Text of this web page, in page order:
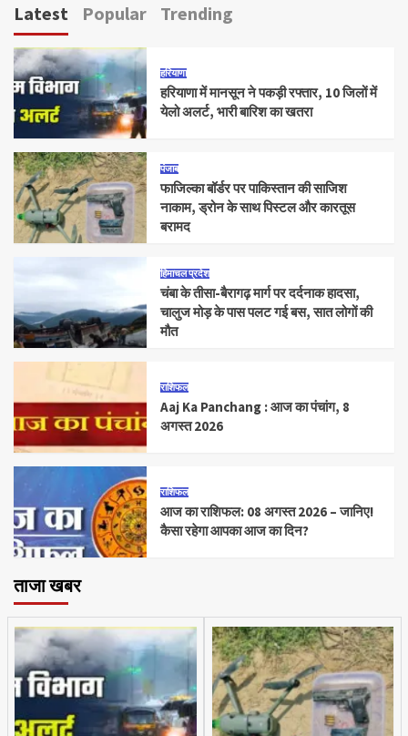
Latest Popular Trending
हरियाणा
हरियाणा में मानसून ने पकड़ी रफ्तार, 10 जिलों में
येलो अलर्ट, भारी बारिश का खतरा
पंजाब
फाजिल्का बॉर्डर पर पाकिस्तान की साजिश
नाकाम, ड्रोन के साथ पिस्टल और कारतूस
बरामद
हिमाचल प्रदेश
चंबा के तीसा-बैरागढ़ मार्ग पर दर्दनाक हादसा,
चालुज मोड़ के पास पलट गई बस, सात लोगों की
मौत
राशिफल
Aaj Ka Panchang : आज का पंचांग, 8
अगस्त 2026
राशिफल
आज का राशिफल: 08 अगस्त 2026 – जानिए!
कैसा रहेगा आपका आज का दिन?
ताजा खबर